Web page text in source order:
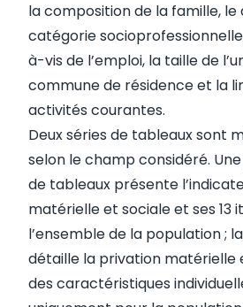
la composition de la famille, le
catégorie
à-vis de l’emploi, la taille de
commune de résidence et la
activités courantes.
Deux séries de tableaux sont
selon le champ considéré.
de tableaux présente
matérielle et sociale et ses 13
l’ensemble de la population ;
détaille la privation matérielle
des caractéristiques